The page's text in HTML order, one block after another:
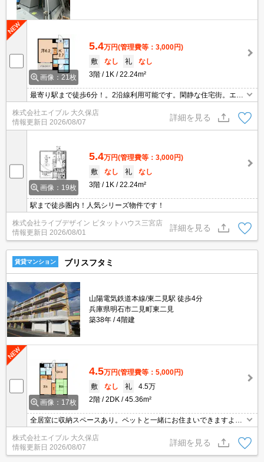
画像：21枚
5.4万円(管理費等：3,000円)
敷
なし 礼
なし
3階
1K 22.24m²
最寄り駅まで徒歩6分！。2沿線利用可能です。閑静な住宅街。エン
トランスオートロック。サポートシステム加入要2,700円/月。退去
時、ルームクリーニング料金55,000円。単身者限定。
株式会社エイブル 大久保店
情報更新日 2026/08/07
詳細を見る
画像：19枚
5.4万円(管理費等：3,000円)
敷
なし 礼
なし
3階
1K 22.24m²
駅まで徒歩圏内！人気シリーズ物件です！
株式会社ライブデザイン ピタットハウス三宮店
情報更新日 2026/08/01
詳細を見る
賃貸マンション ブリスフタミ
山陽電気鉄道本線/東二見駅 徒歩4分
兵庫県明石市二見町東二見
築38年
4階建
画像：17枚
4.5万円(管理費等：5,000円)
敷
なし 礼
4.5万
2階
2DK 45.36m²
全居室に収納スペースあり。ペットと一緒にお住まいできますよ。
退去時、ルームクリーニング料金30,000円。駅近くでラクラク便
利。賃料口座引落手数料550円/月。
株式会社エイブル 大久保店
情報更新日 2026/08/07
詳細を見る